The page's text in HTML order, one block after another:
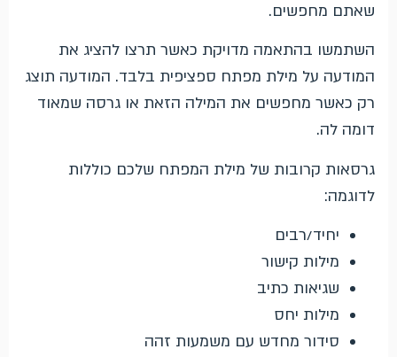
שאתם מחפשים.
השתמשו בהתאמה מדויקת כאשר תרצו להציג את
המודעה על מילת מפתח ספציפית בלבד. המודעה תוצג
רק כאשר מחפשים את המילה הזאת או גרסה שמאוד
דומה לה.
גרסאות קרובות של מילת המפתח שלכם כוללות
לדוגמה:
יחיד/רבים
מילות קישור
שגיאות כתיב
מילות יחס
סידור מחדש עם משמעות זהה